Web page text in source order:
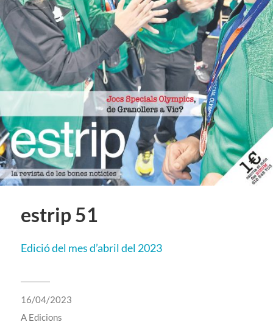
estrip 51
Edició del mes d’abril del 2023
16/04/2023
A Edicions